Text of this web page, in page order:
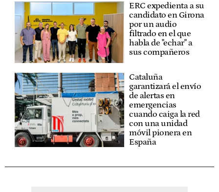
ERC expedienta a su
candidato en Girona
por un audio
filtrado en el que
habla de "echar" a
sus compañeros
Cataluña
garantizará el envío
de alertas en
emergencias
cuando caiga la red
con una unidad
móvil pionera en
España